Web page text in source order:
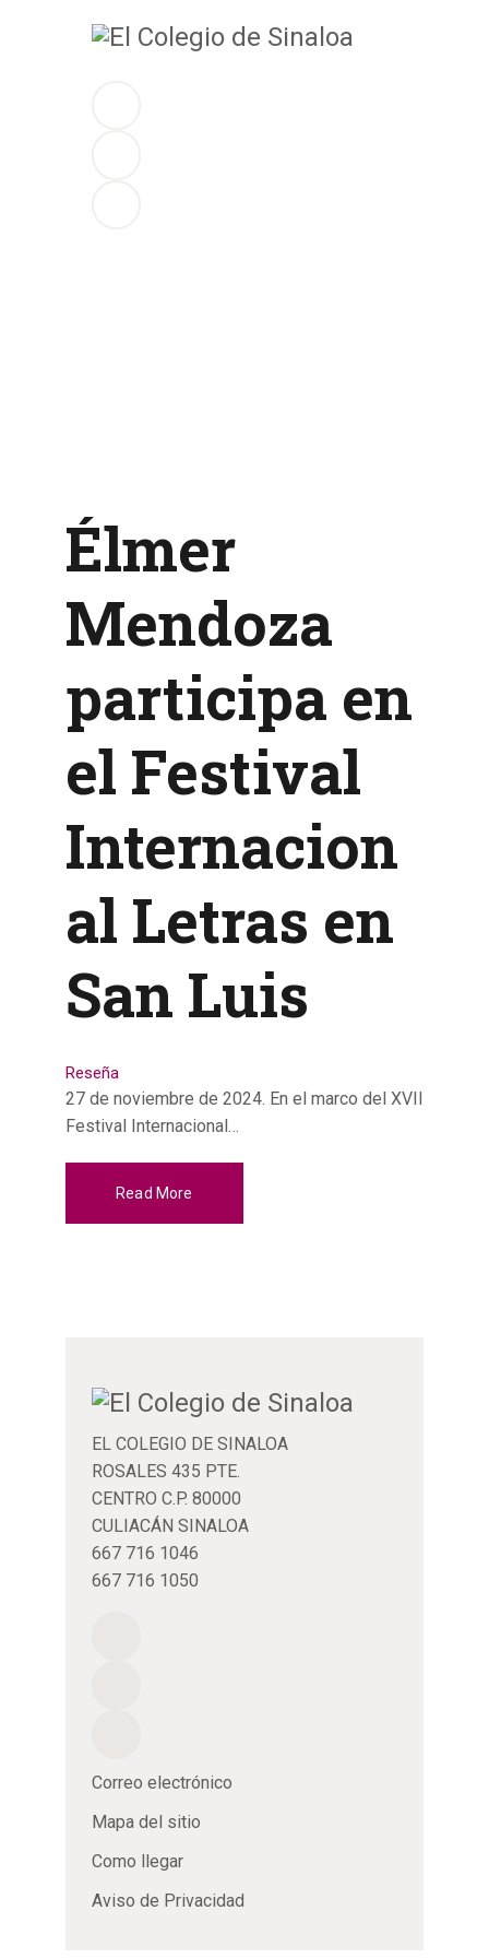
NOSOTROS
Élmer
Mendoza
participa en
el Festival
Internacion
al Letras en
San Luis
Reseña
27 de noviembre de 2024. En el marco del XVII
Festival Internacional…
Read More
EL COLEGIO DE SINALOA
ROSALES 435 PTE.
CENTRO C.P. 80000
CULIACÁN SINALOA
667 716 1046
667 716 1050
Correo electrónico
Mapa del sitio
Como llegar
Aviso de Privacidad